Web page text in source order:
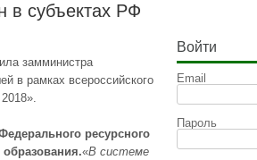
в субъектах РФ
замминистра
в рамках всероссийского
ресурсного
«В системе
Войти
Email
Пароль